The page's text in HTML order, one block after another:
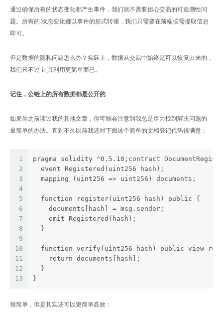
通过确保所有的状态变化都产生事件，我们就不需要担心交易的可追溯性问
题。所有的 状态变化都以事件的形式转储，我们只需要在前端按需提取信息
即可。
但是数据的隐私问题怎么办？实际上，数据从交易中始终是可以恢复出来的，
我们只不过 让其利用更简单而已。
记住，公链上的所有数据都是公开的
如果你之前读过我的其他文章，你可能会注意到我总是尽力找到解决问题的
最简单的办法。直到不久以前我还对下面这个简单的文档登记代码很满意：
1
2
3
4
5
6
7
8
9
10
11
12
13
pragma solidity ^0.5.10;contract
  event Registered(uint256 hash);
  mapping (uint256 => uint256) documents;
  function register(uint256 hash) public {
    documents[hash] = msg.sender;
    emit Registered(hash);
  }
function verify(uint256 hash) public view
    return documents[hash];
  }
}
很简单，但是其实还可以更简单高效：